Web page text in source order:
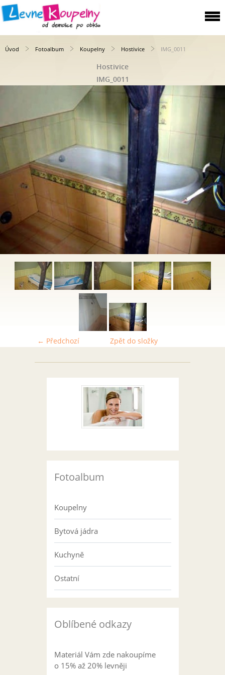
Úvod Fotoalbum Koupelny Hostivice IMG_0011
Hostivice
IMG_0011
← Předchozí Zpět do složky
Fotoalbum
Koupelny
Bytová jádra
Kuchyně
Ostatní
Oblíbené odkazy
Materiál Vám zde nakoupíme
o 15% až 20% levněji